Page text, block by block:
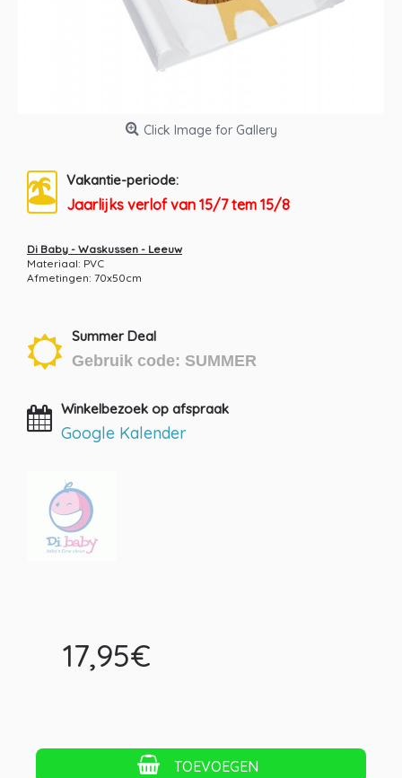
Click Image for Gallery
Vakantie-periode:
Jaarlijks verlof van 15/7 tem 15/8
Di Baby - Waskussen - Leeuw
Materiaal: PVC
Afmetingen: 70x50cm
Summer Deal
Gebruik code: SUMMER
Winkelbezoek op afspraak
Google Kalender
17,95€
TOEVOEGEN